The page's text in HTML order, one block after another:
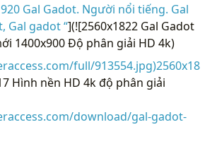
Gal Gadot. Người nổi tiếng. Gal
Gal gadot “](![2560x1822 Gal Gadot
1400x900 Độ phân giải HD 4k)
full/913554.jpg)2560x18
Hình nền HD 4k độ phân giải
download/gal-gadot-